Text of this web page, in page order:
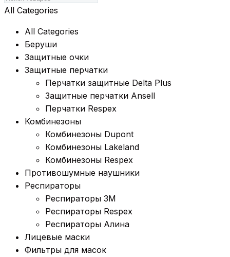
All Categories
All Categories
Беруши
Защитные очки
Защитные перчатки
Перчатки защитные Delta Plus
Защитные перчатки Ansell
Перчатки Respex
Комбинезоны
Комбинезоны Dupont
Комбинезоны Lakeland
Комбинезоны Respex
Противошумные наушники
Респираторы
Респираторы 3M
Респираторы Respex
Респираторы Алина
Лицевые маски
Фильтры для масок